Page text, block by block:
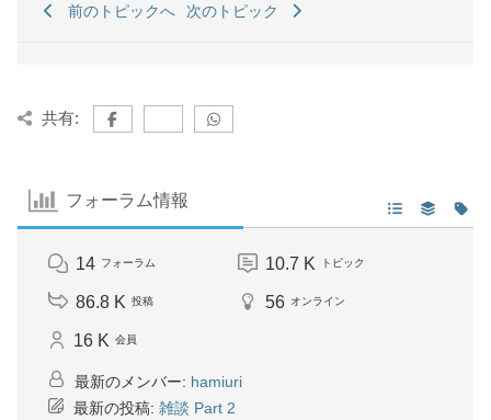
前のトピックへ 次のトピック
共有:
フォーラム情報
14 フォーラム 10.7 K トピック
86.8 K 投稿 56 オンライン
16 K 会員
最新のメンバー: hamiuri
最新の投稿: 雑談 Part 2